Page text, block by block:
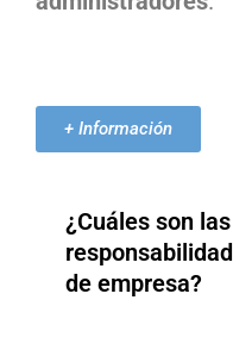
+ Información
¿Cuáles son
de empresa?